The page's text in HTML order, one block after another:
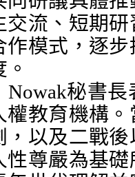
交流、短期
作模式，逐
。
秘書長
權教育機構
，以及二戰
性尊嚴為基